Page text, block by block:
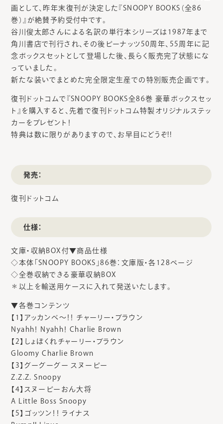
画として、昨年末復刊が決定した『SNOOPY BOOKS（全86
巻）』が絶賛予約受付中です。
谷川俊太郎さんによる名訳の単行本シリーズは1987年まで
角川書店で刊行され、その後ピーナッツ50周年、55周年に記
念ボックスセットとして登場した後、長らく販売完了状態にな
っていました。
新たな装いでまとめた完全限定生産での特別販売企画です。
復刊ドットコムで『SNOOPY BOOKS全86巻 豪華ボックスセッ
ト』を購入すると、先着で復刊ドットコム特製オリジナルステッ
カーをプレゼント！
特典は数に限りがありますので、お早目にどうぞ!!
発売：
復刊ドットコム
仕様：
文庫・収納BOX付▼商品仕様
◇本体「SNOOPY BOOKS」86巻：文庫版・各128ページ
◇全巻収納できる豪華収納BOX
＊以上を輸送用ケースに入れて発送いたします。
▼各巻コンテンツ
【1】アッカンベ～！！ チャーリー・ブラウン
Nyahh！ Nyahh！ Charlie Brown
【2】しょぼくれチャーリー・ブラウン
Gloomy Charlie Brown
【3】グーグーグー スヌーピー
Z.Z.Z. Snoopy
【4】スヌーピーおん大将
A Little Boss Snoopy
【5】ゴッツン！！ ライナス